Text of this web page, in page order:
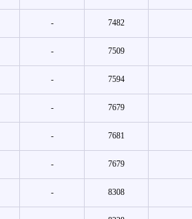
- 7482
- 7509
- 7594
- 7679
- 7681
- 7679
- 8308